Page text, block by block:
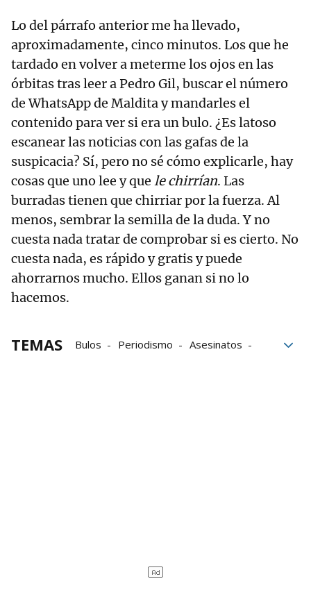
Lo del párrafo anterior me ha llevado,
aproximadamente, cinco minutos. Los que he
tardado en volver a meterme los ojos en las
órbitas tras leer a Pedro Gil, buscar el número
de WhatsApp de Maldita y mandarles el
contenido para ver si era un bulo. ¿Es latoso
escanear las noticias con las gafas de la
suspicacia? Sí, pero no sé cómo explicarle, hay
cosas que uno lee y que le chirrían. Las
burradas tienen que chirriar por la fuerza. Al
menos, sembrar la semilla de la duda. Y no
cuesta nada tratar de comprobar si es cierto. No
cuesta nada, es rápido y gratis y puede
ahorrarnos mucho. Ellos ganan si no lo
hacemos.
TEMAS Bulos Periodismo
Asesinatos